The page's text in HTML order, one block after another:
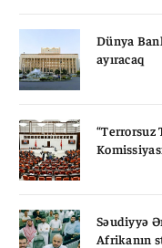
Dünya
ayıracaq
Səudiyyə
Afrikanın